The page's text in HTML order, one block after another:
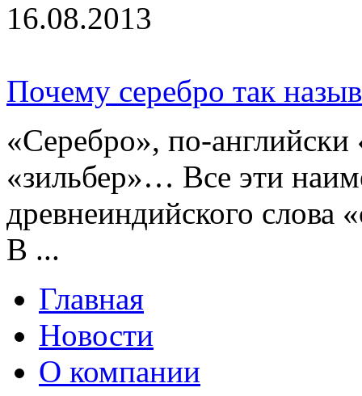
16.08.2013
Почему серебро так
«Серебро», по-
«зильбер»… Все эти
древнеиндийского слова
В ...
Главная
Новости
О компании